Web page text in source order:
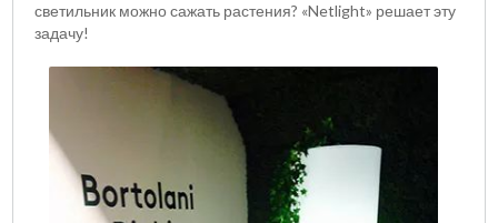
светильник можно сажать растения? «Netlight» решает эту
задачу!